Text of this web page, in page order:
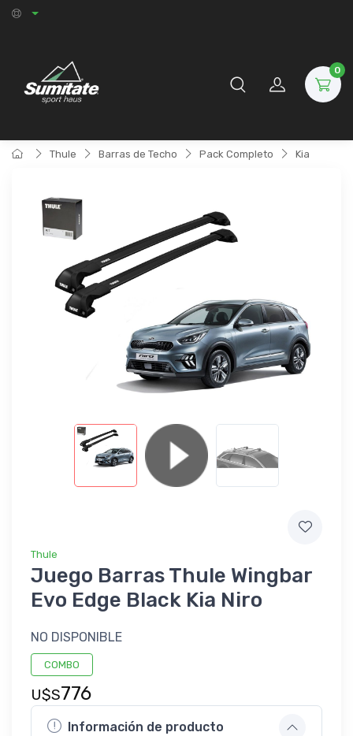
0
Thule Barras de Techo Pack Completo Kia
Thule
Juego Barras Thule Wingbar
Evo Edge Black Kia Niro
NO DISPONIBLE
COMBO
U$S776
Información de producto